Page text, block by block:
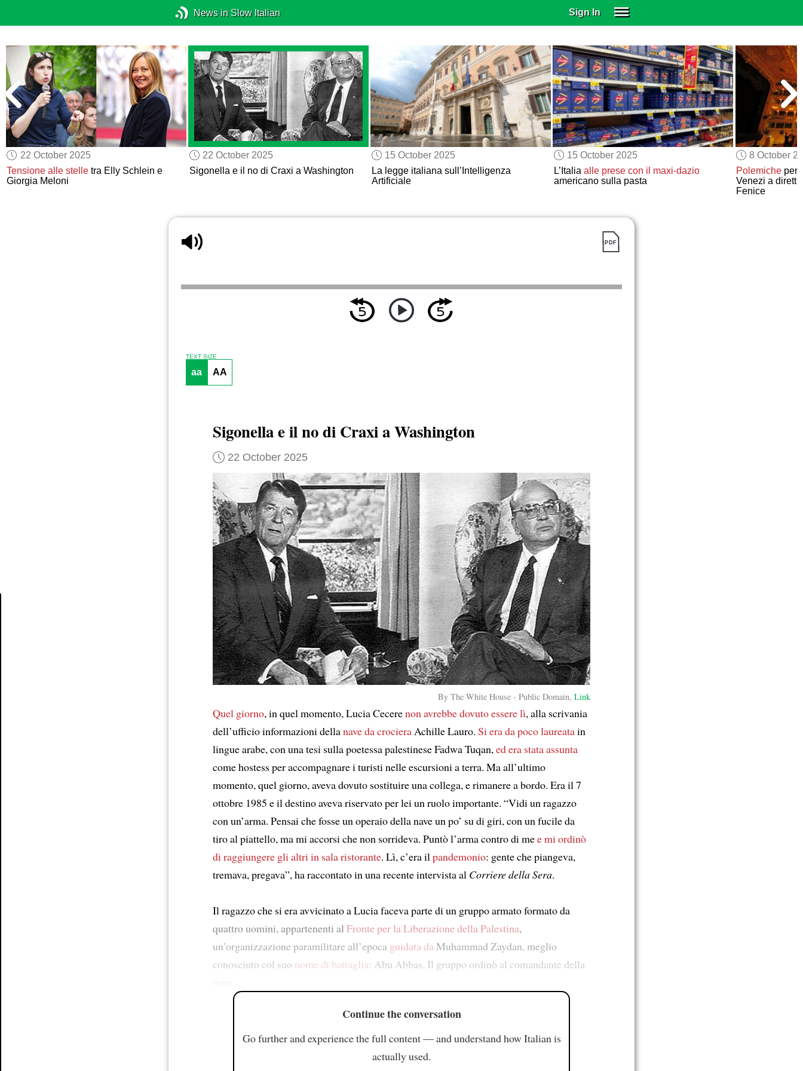
News in Slow Italian Sign In
SUBSCRIBE
EDUCATIONAL LICENSES
GIFT CARDS
OTHER LANGUAGES
ABOUT US
ALEXA
ADJUST COLORS
22 October 2025
Tensione alle stelle tra Elly Schlein e
Giorgia Meloni
22 October 2025
Sigonella e il no di Craxi a Washington
15 October 2025
La legge italiana sull’Intelligenza
Artificiale
15 October 2025
L’Italia alle prese con il maxi-dazio
americano sulla pasta
8 October
Polemiche per
Venezi a
Fenice
TEXT SIZE
aa AA
Sigonella e il no di Craxi a Washington
22 October 2025
By The White House - Public Domain, Link
Quel giorno, in quel momento, Lucia Cecerenon avrebbe dovuto essere lì, alla scrivania
dell’ufficio informazioni dellanave da crociera Achille Lauro. Si era da poco laureatain
lingue arabe, con una tesi sulla poetessa palestinese Fadwa Tuqan, ed era stata assunta
come hostess per accompagnare i turisti nelle escursioni a terra. Ma all’ultimo
momento, quel giorno, aveva dovuto sostituire una collega, e rimanere a bordo. Era il 7
ottobre 1985 e il destino aveva riservato per lei un ruolo importante. “Vidi un ragazzo
con un’arma. Pensai che fosse un operaio della nave un po’ su di giri, con un fucile da
tiro al piattello, ma mi accorsi che non sorrideva. Puntò l’arma contro di mee mi ordinò
di raggiungere gli altri in sala ristorante. Lì, c’era il pandemonio: gente che piangeva,
tremava, pregava”, ha raccontato in una recente intervista al Corriere della Sera.
Il ragazzo che si era avvicinato a Lucia faceva parte di un gruppo armato formato da
quattro uomini, appartenenti al Fronte per la Liberazione della Palestina,
un’organizzazione paramilitare all’epoca guidata da Muhammad Zaydan, meglio
conosciuto col suo nome di battaglia: Abu Abbas. Il gruppo ordinò al comandante della
Continue the conversation
Go further and experience the full content — and understand how Italian is
actually used.